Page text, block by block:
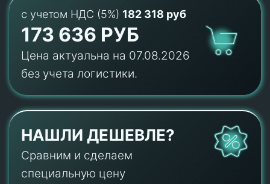
с учетом НДС (5%) 182 318 руб
173 636 РУБ
Цена актуальна на 07.08.2026
без учета логистики.
НАШЛИ ДЕШЕВЛЕ?
Сравним и сделаем
специальную цену